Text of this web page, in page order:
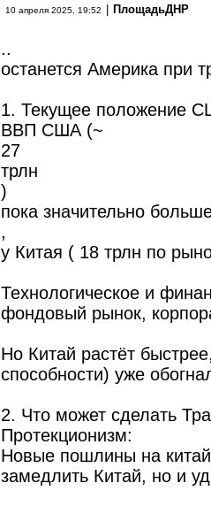
10 апреля 2025, 19:52 ПлощадьДНР
..
останется Америка при
1. Текущее положение
ВВП США (~
27
трлн
)
пока значительно
,
у Китая ( 18 трлн по
Технологическое и
фондовый рынок,
Но Китай растёт
способности) уже
2. Что может сделать
Протекционизм:
Новые пошлины на
замедлить Китай, но и